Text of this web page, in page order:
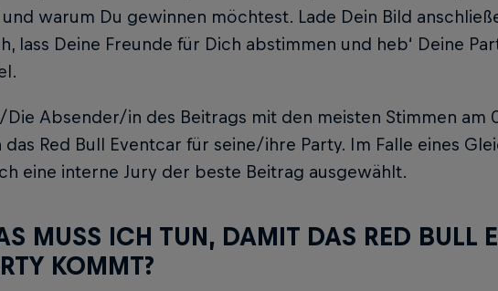
warum Du gewinnen möchtest. Lade Dein Bild
lass Deine Freunde für Dich abstimmen und heb‘ Deine
Die Absender/in des Beitrags mit den meisten Stimmen am
das Red Bull Eventcar für seine/ihre Party. Im Falle eines
eine interne Jury der beste Beitrag ausgewählt.
MUSS ICH TUN, DAMIT DAS RED BULL
KOMMT?